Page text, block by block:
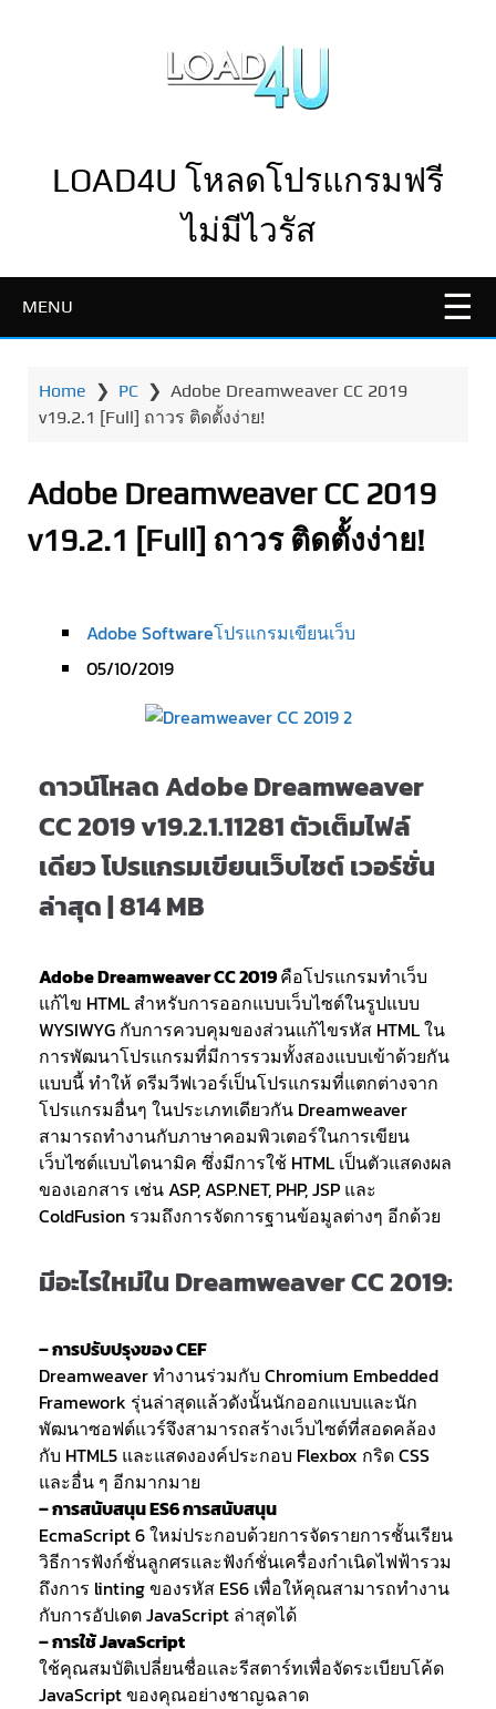
LOAD4U โหลดโปรแกรมฟรี
ไม่มีไวรัส
MENU
Home ❯ PC ❯ Adobe Dreamweaver CC 2019
v19.2.1 [Full] ถาวร ติดตั้งง่าย!
Adobe Dreamweaver CC 2019
v19.2.1 [Full] ถาวร ติดตั้งง่าย!
Adobe Softwareโปรแกรมเขียนเว็บ
05/10/2019
ดาวน์โหลด Adobe Dreamweaver
CC 2019 v19.2.1.11281 ตัวเต็มไฟล์
เดียว โปรแกรมเขียนเว็บไซต์ เวอร์ชั่น
ล่าสุด | 814 MB
Adobe Dreamweaver CC 2019คือโปรแกรมทำเว็บ
แก้ไข HTML สำหรับการออกแบบเว็บไซต์ในรูปแบบ
WYSIWYG กับการควบคุมของส่วนแก้ไขรหัส HTML ใน
การพัฒนาโปรแกรมที่มีการรวมทั้งสองแบบเข้าด้วยกัน
แบบนี้ ทำให้ ดรีมวีฟเวอร์เป็นโปรแกรมที่แตกต่างจาก
โปรแกรมอื่นๆ ในประเภทเดียวกัน Dreamweaver
สามารถทำงานกับภาษาคอมพิวเตอร์ในการเขียน
เว็บไซต์แบบไดนามิค ซึ่งมีการใช้ HTML เป็นตัวแสดงผล
ของเอกสาร เช่น ASP, ASP.NET, PHP, JSP และ
ColdFusion รวมถึงการจัดการฐานข้อมูลต่างๆ อีกด้วย
มีอะไรใหม่ใน Dreamweaver CC 2019:
– การปรับปรุงของ CEF
Dreamweaver ทำงานร่วมกับ Chromium Embedded
Framework รุ่นล่าสุดแล้วดังนั้นนักออกแบบและนัก
พัฒนาซอฟต์แวร์จึงสามารถสร้างเว็บไซต์ที่สอดคล้อง
กับ HTML5 และแสดงองค์ประกอบ Flexbox กริด CSS
และอื่น ๆ อีกมากมาย
– การสนับสนุน ES6 การสนับสนุน
EcmaScript 6 ใหม่ประกอบด้วยการจัดรายการชั้นเรียน
วิธีการฟังก์ชั่นลูกศรและฟังก์ชั่นเครื่องกำเนิดไฟฟ้ารวม
ถึงการ linting ของรหัส ES6 เพื่อให้คุณสามารถทำงาน
กับการอัปเดต JavaScript ล่าสุดได้
– การใช้ JavaScript
ใช้คุณสมบัติเปลี่ยนชื่อและรีสตาร์ทเพื่อจัดระเบียบโค้ด
JavaScript ของคุณอย่างชาญฉลาด